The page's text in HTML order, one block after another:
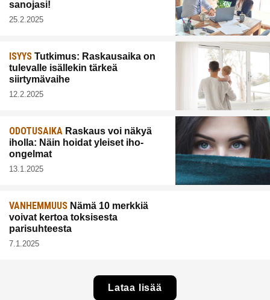
sanojasi!
25.2.2025
ISYYS Tutkimus: Raskausaika on
tulevalle isällekin tärkeä
siirtymävaihe
12.2.2025
ODOTUSAIKA Raskaus voi näkyä
iholla: Näin hoidat yleiset iho-
ongelmat
13.1.2025
VANHEMMUUS Nämä 10 merkkiä
voivat kertoa toksisesta
parisuhteesta
7.1.2025
Lataa lisää